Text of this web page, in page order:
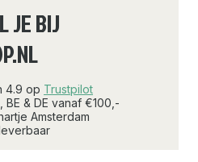
JE BIJ
4.9 op Trustpilot
& DE vanaf €100,-
Amsterdam